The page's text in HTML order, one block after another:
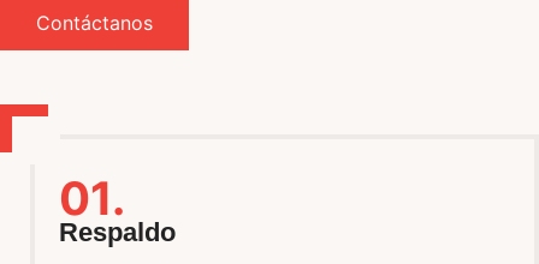
Contáctanos
01.
Respaldo